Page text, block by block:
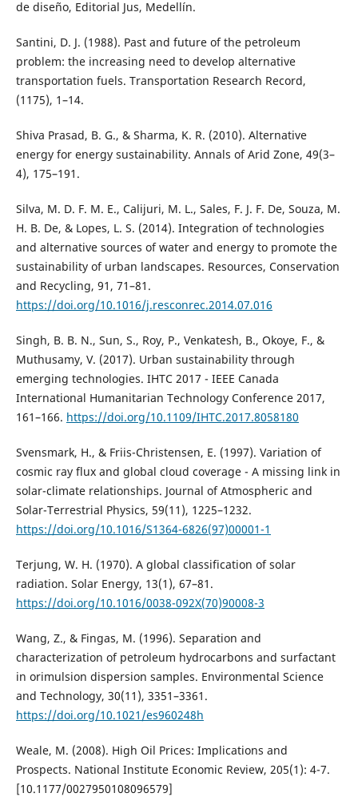
de diseño, Editorial Jus, Medellín.
Santini, D. J. (1988). Past and future of the petroleum
problem: the increasing need to develop alternative
transportation fuels. Transportation Research Record,
(1175), 1–14.
Shiva Prasad, B. G., & Sharma, K. R. (2010). Alternative
energy for energy sustainability. Annals of Arid Zone, 49(3–
4), 175–191.
Silva, M. D. F. M. E., Calijuri, M. L., Sales, F. J. F. De, Souza, M.
H. B. De, & Lopes, L. S. (2014). Integration of technologies
and alternative sources of water and energy to promote the
sustainability of urban landscapes. Resources, Conservation
and Recycling, 91, 71–81.
https://doi.org/10.1016/j.resconrec.2014.07.016
Singh, B. B. N., Sun, S., Roy, P., Venkatesh, B., Okoye, F., &
Muthusamy, V. (2017). Urban sustainability through
emerging technologies. IHTC 2017 - IEEE Canada
International Humanitarian Technology Conference 2017,
161–166. https://doi.org/10.1109/IHTC.2017.8058180
Svensmark, H., & Friis-Christensen, E. (1997). Variation of
cosmic ray flux and global cloud coverage - A missing link in
solar-climate relationships. Journal of Atmospheric and
Solar-Terrestrial Physics, 59(11), 1225–1232.
https://doi.org/10.1016/S1364-6826(97)00001-1
Terjung, W. H. (1970). A global classification of solar
radiation. Solar Energy, 13(1), 67–81.
https://doi.org/10.1016/0038-092X(70)90008-3
Wang, Z., & Fingas, M. (1996). Separation and
characterization of petroleum hydrocarbons and surfactant
in orimulsion dispersion samples. Environmental Science
and Technology, 30(11), 3351–3361.
https://doi.org/10.1021/es960248h
Weale, M. (2008). High Oil Prices: Implications and
Prospects. National Institute Economic Review, 205(1): 4-7.
[10.1177/0027950108096579]